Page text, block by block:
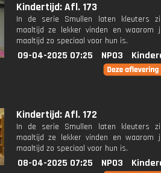
Kindertijd: Afl. 173
In de serie Smullen laten kleuters
maaltijd ze lekker vinden en waarom
maaltijd zo speciaal voor hun is.
09-04-2025 07:25 NPO3
Kindertijd: Afl. 172
In de serie Smullen laten kleuters
maaltijd ze lekker vinden en waarom
maaltijd zo speciaal voor hun is.
08-04-2025 07:25 NPO3